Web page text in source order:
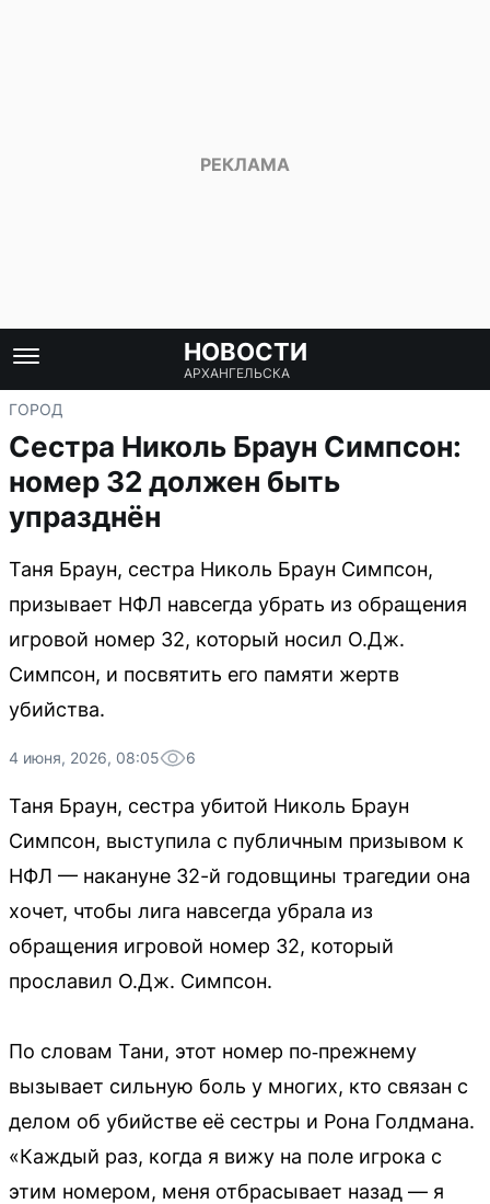
НОВОСТИ
АРХАНГЕЛЬСКА
ГОРОД
Сестра Николь Браун Симпсон:
номер 32 должен быть
упразднён
Таня Браун, сестра Николь Браун Симпсон,
призывает НФЛ навсегда убрать из обращения
игровой номер 32, который носил О.Дж.
Симпсон, и посвятить его памяти жертв
убийства.
4 июня, 2026, 08:05 6
Таня Браун, сестра убитой Николь Браун
Симпсон, выступила с публичным призывом к
НФЛ — накануне 32-й годовщины трагедии она
хочет, чтобы лига навсегда убрала из
обращения игровой номер 32, который
прославил О.Дж. Симпсон.
По словам Тани, этот номер по‑прежнему
вызывает сильную боль у многих, кто связан с
делом об убийстве её сестры и Рона Голдмана.
«Каждый раз, когда я вижу на поле игрока с
этим номером, меня отбрасывает назад — я